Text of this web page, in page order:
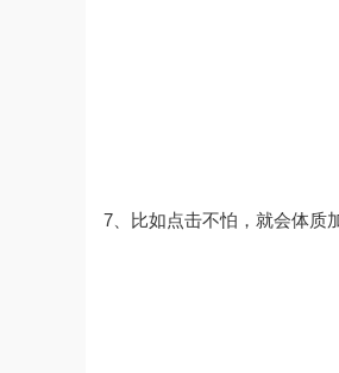
7、比如点击不怕，就会体质